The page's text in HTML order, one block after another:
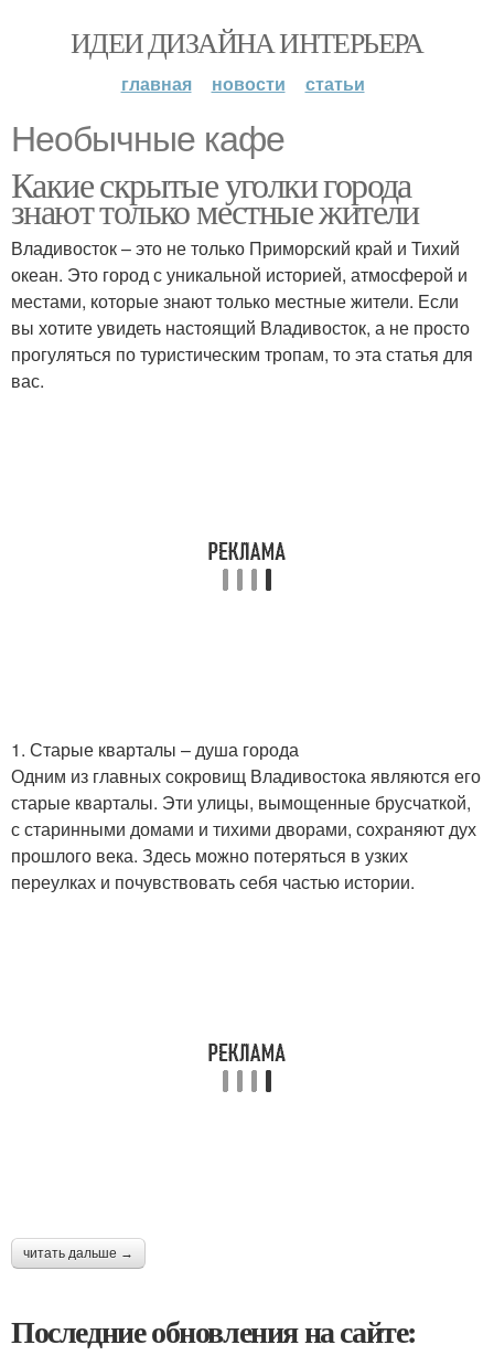
ИДЕИ ДИЗАЙНА ИНТЕРЬЕРА
главная новости статьи
Необычные кафе
Какие скрытые уголки города
знают только местные жители
Владивосток – это не только Приморский край и Тихий
океан. Это город с уникальной историей, атмосферой и
местами, которые знают только местные жители. Если
вы хотите увидеть настоящий Владивосток, а не просто
прогуляться по туристическим тропам, то эта статья для
вас.
1. Старые кварталы – душа города
Одним из главных сокровищ Владивостока являются его
старые кварталы. Эти улицы, вымощенные брусчаткой,
с старинными домами и тихими дворами, сохраняют дух
прошлого века. Здесь можно потеряться в узких
переулках и почувствовать себя частью истории.
читать дальше →
Последние обновления на сайте: